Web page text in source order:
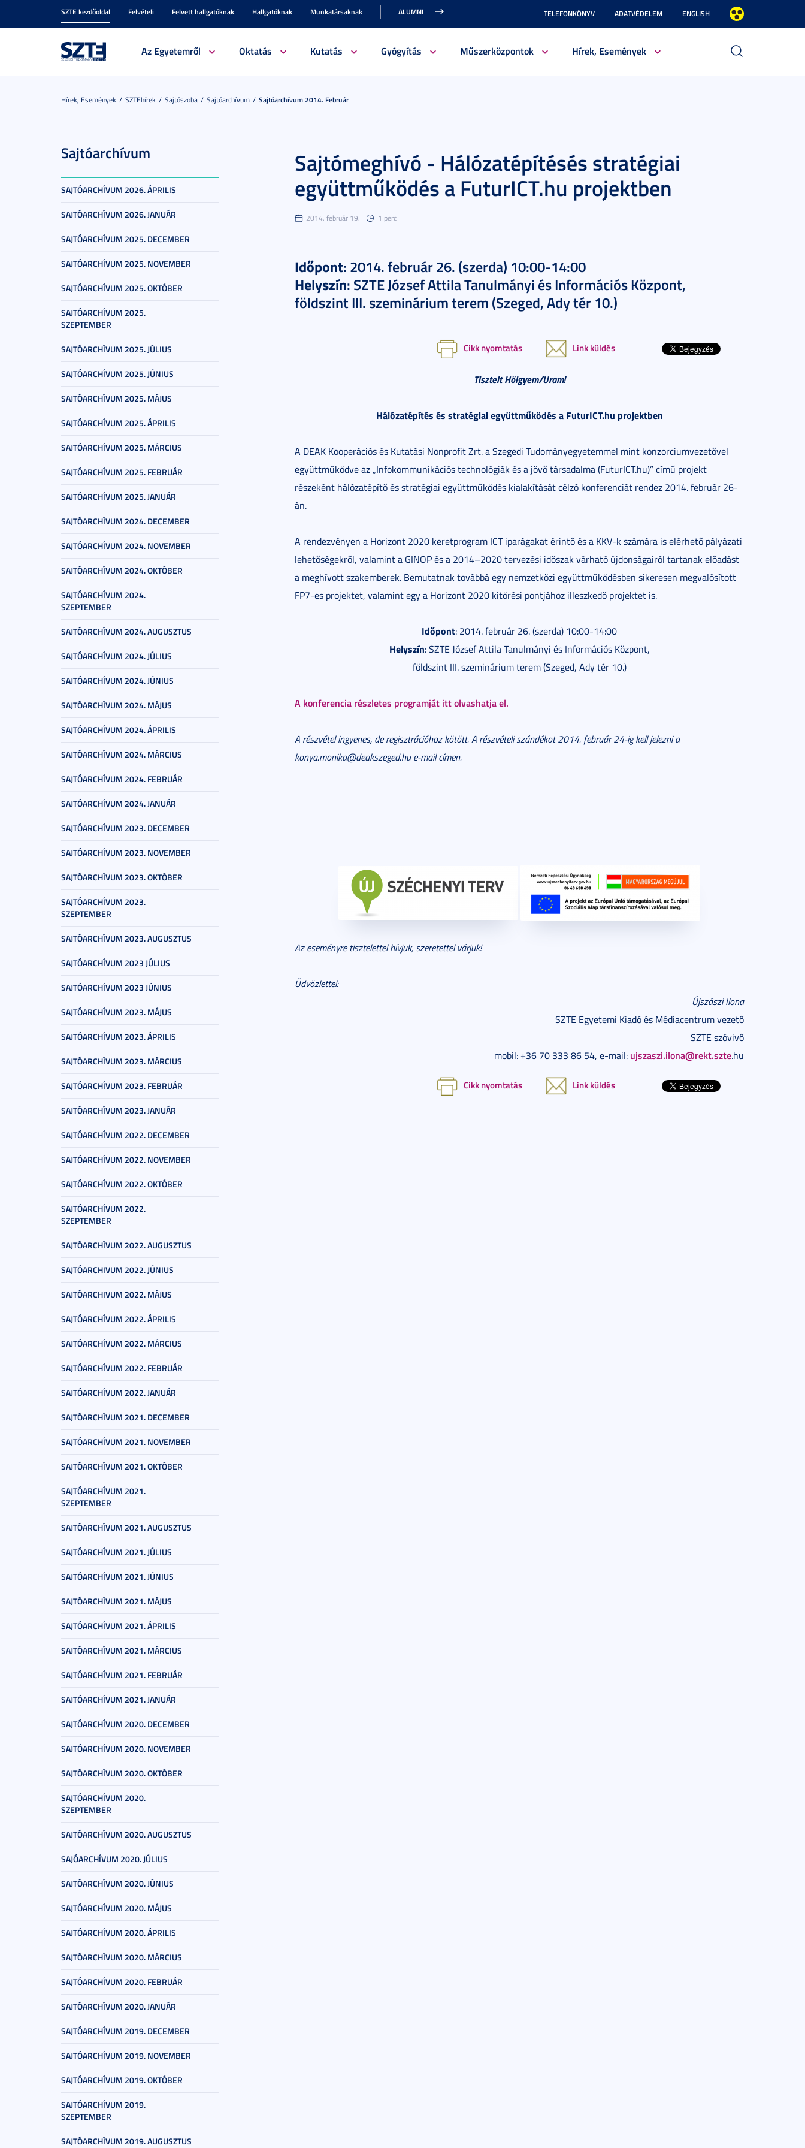
SZTE kezdőoldal Felvételi Felvett hallgatóknak Hallgatóknak Munkatársaknak ALUMNI TELEFONKÖNYV ADATVÉDELEM ENGLISH
Az Egyetemről Oktatás Kutatás Gyógyítás Műszerközpontok Hírek, Események
Hírek, Események SZTEhírek Sajtószoba Sajtóarchívum Sajtóarchívum 2014. Február
Sajtóarchívum
SAJTÓARCHÍVUM 2026. ÁPRILIS
SAJTÓARCHÍVUM 2026. JANUÁR
SAJTÓARCHÍVUM 2025. DECEMBER
SAJTÓARCHÍVUM 2025. NOVEMBER
SAJTÓARCHÍVUM 2025. OKTÓBER
SAJTÓARCHÍVUM 2025.
SZEPTEMBER
SAJTÓARCHÍVUM 2025. JÚLIUS
SAJTÓARCHÍVUM 2025. JÚNIUS
SAJTÓARCHÍVUM 2025. MÁJUS
SAJTÓARCHÍVUM 2025. ÁPRILIS
SAJTÓARCHÍVUM 2025. MÁRCIUS
SAJTÓARCHÍVUM 2025. FEBRUÁR
SAJTÓARCHÍVUM 2025. JANUÁR
SAJTÓARCHÍVUM 2024. DECEMBER
SAJTÓARCHÍVUM 2024. NOVEMBER
SAJTÓARCHÍVUM 2024. OKTÓBER
SAJTÓARCHÍVUM 2024.
SZEPTEMBER
SAJTÓARCHÍVUM 2024. AUGUSZTUS
SAJTÓARCHÍVUM 2024. JÚLIUS
SAJTÓARCHÍVUM 2024. JÚNIUS
SAJTÓARCHÍVUM 2024. MÁJUS
SAJTÓARCHÍVUM 2024. ÁPRILIS
SAJTÓARCHÍVUM 2024. MÁRCIUS
SAJTÓARCHÍVUM 2024. FEBRUÁR
SAJTÓARCHÍVUM 2024. JANUÁR
SAJTÓARCHÍVUM 2023. DECEMBER
SAJTÓARCHÍVUM 2023. NOVEMBER
SAJTÓARCHÍVUM 2023. OKTÓBER
SAJTÓARCHÍVUM 2023.
SZEPTEMBER
SAJTÓARCHÍVUM 2023. AUGUSZTUS
SAJTÓARCHÍVUM 2023 JÚLIUS
SAJTÓARCHÍVUM 2023 JÚNIUS
SAJTÓARCHÍVUM 2023. MÁJUS
SAJTÓARCHÍVUM 2023. ÁPRILIS
SAJTÓARCHÍVUM 2023. MÁRCIUS
SAJTÓARCHÍVUM 2023. FEBRUÁR
SAJTÓARCHÍVUM 2023. JANUÁR
SAJTÓARCHÍVUM 2022. DECEMBER
SAJTÓARCHÍVUM 2022. NOVEMBER
SAJTÓARCHÍVUM 2022. OKTÓBER
SAJTÓARCHÍVUM 2022.
SZEPTEMBER
SAJTÓARCHÍVUM 2022. AUGUSZTUS
SAJTÓARCHIVUM 2022. JÚNIUS
SAJTÓARCHIVUM 2022. MÁJUS
SAJTÓARCHÍVUM 2022. ÁPRILIS
SAJTÓARCHÍVUM 2022. MÁRCIUS
SAJTÓARCHÍVUM 2022. FEBRUÁR
SAJTÓARCHÍVUM 2022. JANUÁR
SAJTÓARCHÍVUM 2021. DECEMBER
SAJTÓARCHÍVUM 2021. NOVEMBER
SAJTÓARCHÍVUM 2021. OKTÓBER
SAJTÓARCHÍVUM 2021.
SZEPTEMBER
SAJTÓARCHÍVUM 2021. AUGUSZTUS
SAJTÓARCHÍVUM 2021. JÚLIUS
SAJTÓARCHÍVUM 2021. JÚNIUS
SAJTÓARCHÍVUM 2021. MÁJUS
SAJTÓARCHÍVUM 2021. ÁPRILIS
SAJTÓARCHÍVUM 2021. MÁRCIUS
SAJTÓARCHÍVUM 2021. FEBRUÁR
SAJTÓARCHÍVUM 2021. JANUÁR
SAJTÓARCHÍVUM 2020. DECEMBER
SAJTÓARCHÍVUM 2020. NOVEMBER
SAJTÓARCHÍVUM 2020. OKTÓBER
SAJTÓARCHÍVUM 2020.
SZEPTEMBER
SAJTÓARCHÍVUM 2020. AUGUSZTUS
SAJÓARCHÍVUM 2020. JÚLIUS
SAJTÓARCHÍVUM 2020. JÚNIUS
SAJTÓARCHÍVUM 2020. MÁJUS
SAJTÓARCHÍVUM 2020. ÁPRILIS
SAJTÓARCHÍVUM 2020. MÁRCIUS
SAJTÓARCHÍVUM 2020. FEBRUÁR
SAJTÓARCHÍVUM 2020. JANUÁR
SAJTÓARCHÍVUM 2019. DECEMBER
SAJTÓARCHÍVUM 2019. NOVEMBER
SAJTÓARCHÍVUM 2019. OKTÓBER
SAJTÓARCHÍVUM 2019.
SZEPTEMBER
SAJTÓARCHÍVUM 2019. AUGUSZTUS
Sajtómeghívó - Hálózatépítésés stratégiai
együttműködés a FuturICT.hu projektben
2014. február 19. 1 perc
Időpont: 2014. február 26. (szerda) 10:00-14:00
Helyszín: SZTE József Attila Tanulmányi és Információs Központ,
földszint III. szeminárium terem (Szeged, Ady tér 10.)
Cikk nyomtatás Link küldés
Tisztelt Hölgyem/Uram!
Hálózatépítés és stratégiai együttműködés a FuturICT.hu projektben
A DEAK Kooperációs és Kutatási Nonprofit Zrt. a Szegedi Tudományegyetemmel mint konzorciumvezetővel
együttműködve az „Infokommunikációs technológiák és a jövő társadalma (FuturICT.hu)” című projekt
részeként hálózatépítő és stratégiai együttműködés kialakítását célzó konferenciát rendez 2014. február 26-
án.
A rendezvényen a Horizont 2020 keretprogram ICT iparágakat érintő és a KKV-k számára is elérhető pályázati
lehetőségekről, valamint a GINOP és a 2014–2020 tervezési időszak várható újdonságairól tartanak előadást
a meghívott szakemberek. Bemutatnak továbbá egy nemzetközi együttműködésben sikeresen megvalósított
FP7-es projektet, valamint egy a Horizont 2020 kitörési pontjához illeszkedő projektet is.
Időpont: 2014. február 26. (szerda) 10:00-14:00
Helyszín: SZTE József Attila Tanulmányi és Információs Központ,
földszint III. szeminárium terem (Szeged, Ady tér 10.)
A konferencia részletes programját itt olvashatja el.
A részvétel ingyenes, de regisztrációhoz kötött. A részvételi szándékot 2014. február 24-ig kell jelezni a
konya.monika@deakszeged.hu e-mail címen.
Az eseményre tisztelettel hívjuk, szeretettel várjuk!
Üdvözlettel:
Újszászi Ilona
SZTE Egyetemi Kiadó és Médiacentrum vezető
SZTE szóvivő
mobil: +36 70 333 86 54, e-mail: ujszaszi.ilona@rekt.szte.hu
Cikk nyomtatás Link küldés